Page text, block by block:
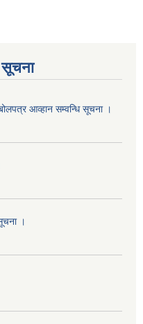
सूचना
आव्हान सम्वन्धि सूचना ।
।